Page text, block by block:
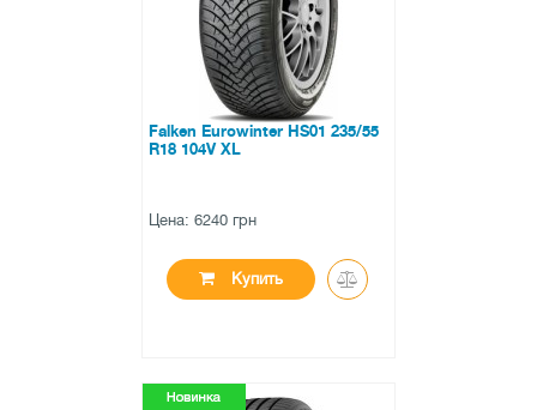
Falken Eurowinter HS01 235/55
R18 104V XL
Цена: 6240 грн
Купить